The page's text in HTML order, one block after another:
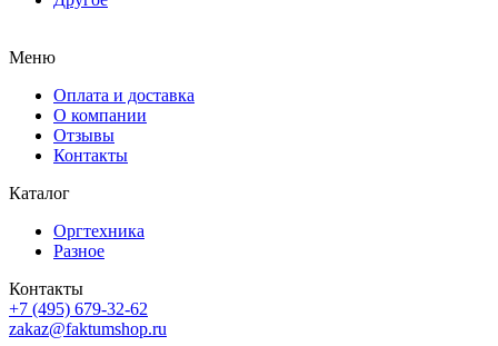
Меню
Оплата и доставка
О компании
Отзывы
Контакты
Каталог
Оргтехника
Разное
Контакты
+7 (495) 679-32-62
zakaz@faktumshop.ru